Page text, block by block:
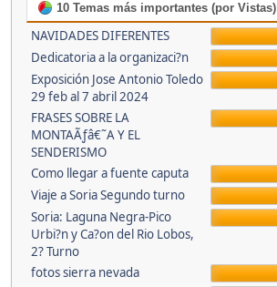
10 Temas más importantes (por Vistas)
NAVIDADES DIFERENTES
Dedicatoria a la organizaci?n
Exposición Jose Antonio Toledo
29 feb al 7 abril 2024
FRASES SOBRE LA
MONTAÃƒâ€˜A Y EL
SENDERISMO
Como llegar a fuente caputa
Viaje a Soria Segundo turno
Soria: Laguna Negra-Pico
Urbi?n y Ca?on del Rio Lobos,
2? Turno
fotos sierra nevada